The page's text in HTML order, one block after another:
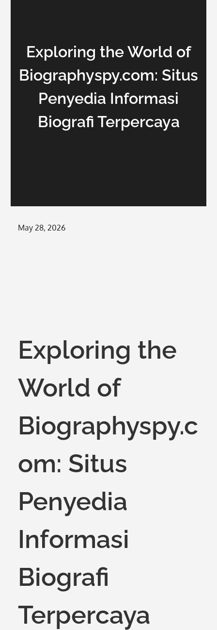
Exploring the World of
Biographyspy.com: Situs
Penyedia Informasi
Biografi Terpercaya
Posted
May 28, 2026
Exploring the
World of
Biographyspy.c
om: Situs
Penyedia
Informasi
Biografi
Terpercaya